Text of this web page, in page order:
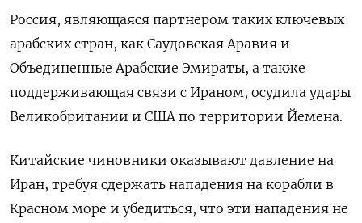
Россия, являющаяся партнером таких ключевых
арабских стран, как Саудовская Аравия и
Объединенные Арабские Эмираты, а также
поддерживающая связи с Ираном, осудила удары
Великобритании и США по территории Йемена.
Китайские чиновники оказывают давление на
Иран, требуя сдержать нападения на корабли в
Красном море и убедиться, что эти нападения не